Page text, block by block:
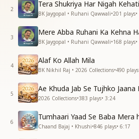
sweetness
2
Tera Shukriya Har Nigah Kehati
BK Jaygopal • Ruhani Qawwali•201 plays•
3
Mere Abba Ruhani Ka Kehna
BK Jaygopal • Ruhani Qawwali•168 plays•
4
Alaf Ko Allah Mila
BK Nikhil Raj • 2026 Collections•490 plays
5
Ae Khuda Jab Se Tujhko Jaana
2026 Collections•383 plays• 3:24
6
Chaand Bajaj • Khushi•846 plays• 6:17